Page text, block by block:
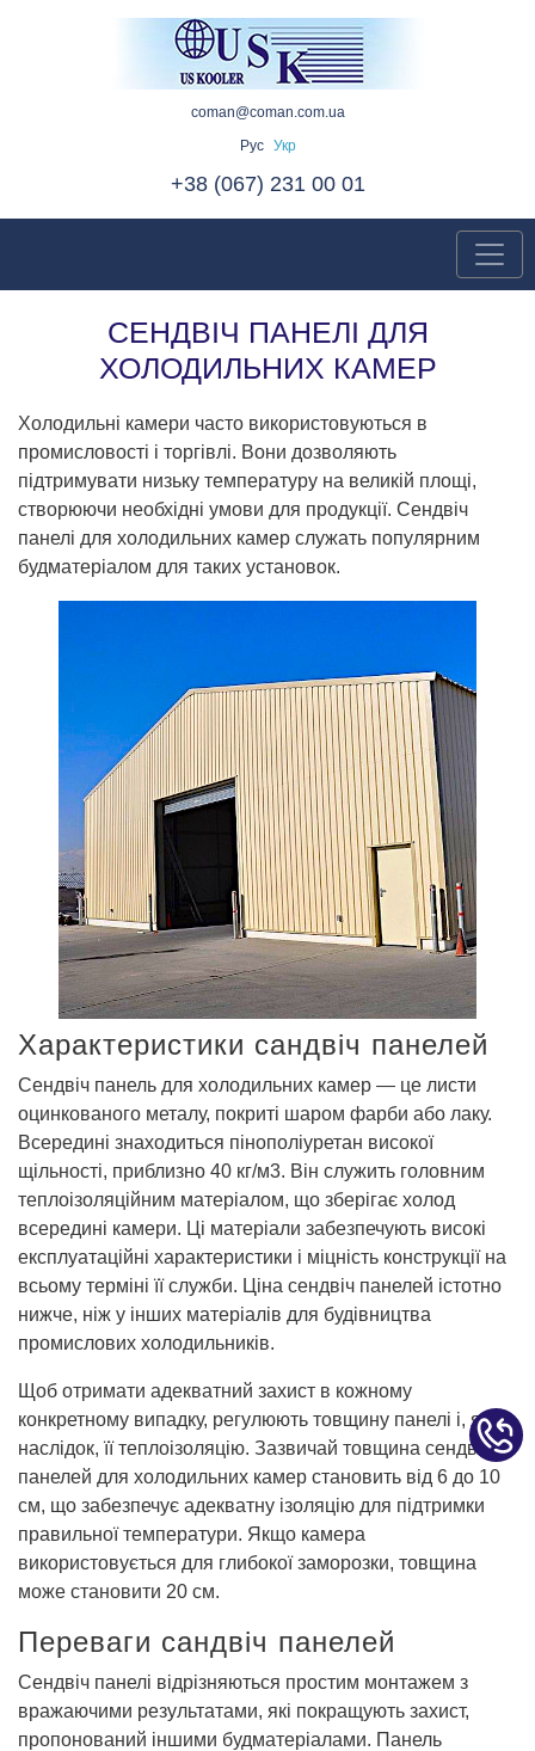
coman@coman.com.ua
Рус
Укр
+38 (067) 231 00 01
СЕНДВІЧ ПАНЕЛІ ДЛЯ
ХОЛОДИЛЬНИХ КАМЕР
Холодильні камери часто використовуються в
промисловості і торгівлі. Вони дозволяють
підтримувати низьку температуру на великій площі,
створюючи необхідні умови для продукції. Сендвіч
панелі для холодильних камер служать популярним
будматеріалом для таких установок.
Характеристики сандвіч панелей
Сендвіч панель для холодильних камер — це листи
оцинкованого металу, покриті шаром фарби або лаку.
Всередині знаходиться пінополіуретан високої
щільності, приблизно 40 кг/м3. Він служить головним
теплоізоляційним матеріалом, що зберігає холод
всередині камери. Ці матеріали забезпечують високі
експлуатаційні характеристики і міцність конструкції на
всьому терміні її служби. Ціна сендвіч панелей істотно
нижче, ніж у інших матеріалів для будівництва
промислових холодильників.
Щоб отримати адекватний захист в кожному
конкретному випадку, регулюють товщину панелі і, як
наслідок, її теплоізоляцію. Зазвичай товщина сендвіч
панелей для холодильних камер становить від 6 до 10
см, що забезпечує адекватну ізоляцію для підтримки
правильної температури. Якщо камера
використовується для глибокої заморозки, товщина
може становити 20 см.
Переваги сандвіч панелей
Сендвіч панелі відрізняються простим монтажем з
вражаючими результатами, які покращують захист,
пропонований іншими будматеріалами. Панель